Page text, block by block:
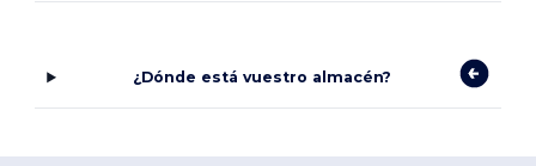
¿Dónde está vuestro almacén?